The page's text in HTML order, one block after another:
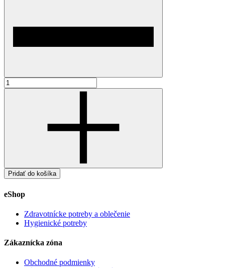
Pridať do košíka
eShop
Zdravotnícke potreby a oblečenie
Hygienické potreby
Zákaznícka zóna
Obchodné podmienky